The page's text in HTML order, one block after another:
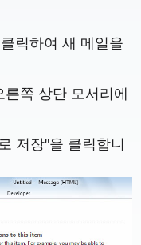
릭하여 새 메일을
쪽 상단 모서리에
저장"을 클릭합니